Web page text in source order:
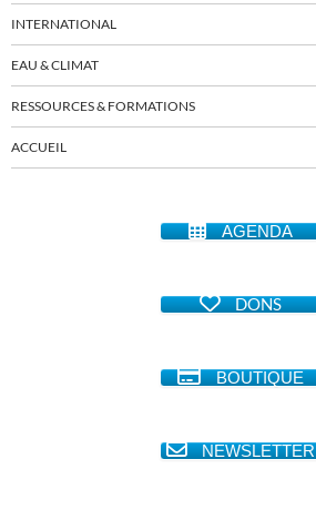
INTERNATIONAL
EAU & CLIMAT
RESSOURCES & FORMATIONS
ACCUEIL
AGENDA
DONS
BOUTIQUE
NEWSLETTER